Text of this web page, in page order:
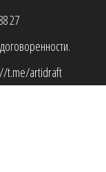
27
t.me/artidraft